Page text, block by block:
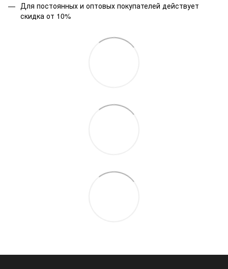
Для постоянных и оптовых покупателей действует
скидка от 10%